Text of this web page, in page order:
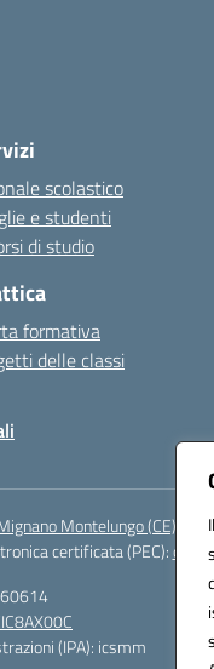
scolastico
e studenti
di studio
formativa
delle classi
Montelungo (CE)
certificata (PEC):
(IPA): icsmm